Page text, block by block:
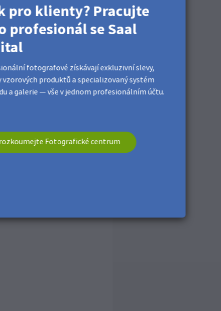
desky na Wall Art,
sekund.
pro klienty? Pracujte
profesionál se Saal
fotografové získávají exkluzivní slevy,
vzorových produktů a specializovaný systém
a galerie — vše v jednom profesionálním účtu.
Fotografické centrum